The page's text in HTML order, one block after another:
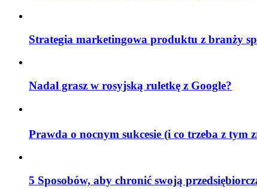
Strategia marketingowa produktu z branży
Nadal grasz w rosyjską ruletkę z Google?
Prawda o nocnym sukcesie (i co trzeba z tym
5 Sposobów, aby chronić swoją